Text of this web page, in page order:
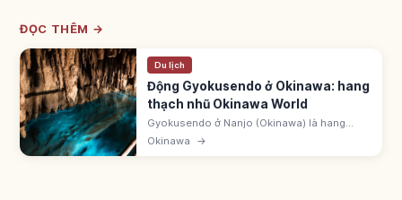
ĐỌC THÊM →
Du lịch
Động Gyokusendo ở Okinawa: hang
thạch nhũ Okinawa World
Gyokusendo ở Nanjo (Okinawa) là hang
thạch nhũ dài 5.000m trong Okinawa World,
Okinawa →